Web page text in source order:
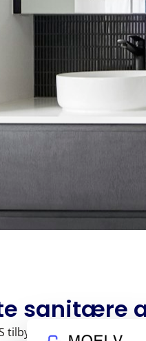
sanitære
tilbyr installasjon,